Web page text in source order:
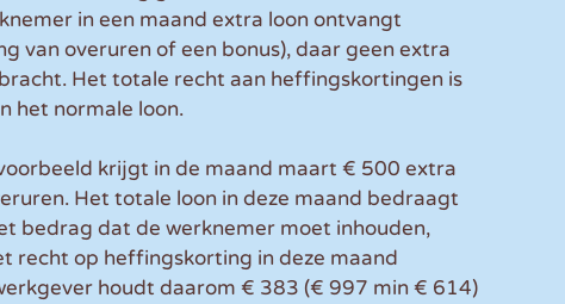
in een maand extra loon ontvangt
van overuren of een bonus), daar geen extra
Het totale recht aan heffingskortingen is
het normale loon.
krijgt in de maand maart € 500 extra
Het totale loon in deze maand bedraagt
bedrag dat de werknemer moet inhouden,
recht op heffingskorting in deze maand
houdt daarom € 383 (€ 997 min € 614)